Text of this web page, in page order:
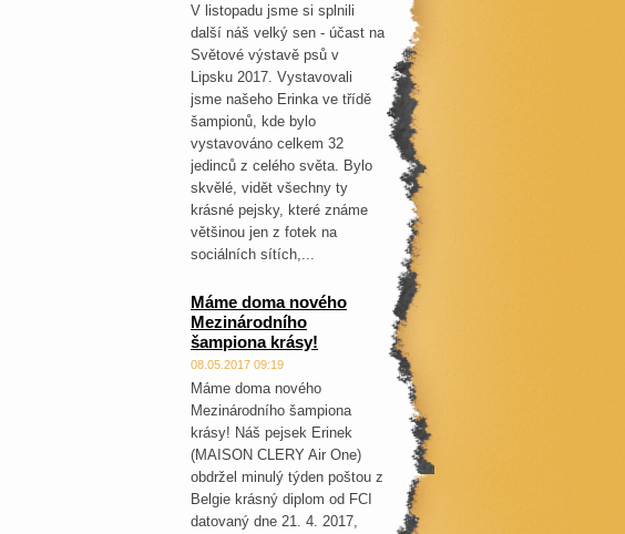
V listopadu jsme si splnili
další náš velký sen - účast na
Světové výstavě psů v
Lipsku 2017. Vystavovali
jsme našeho Erinka ve třídě
šampionů, kde bylo
vystavováno celkem 32
jedinců z celého světa. Bylo
skvělé, vidět všechny ty
krásné pejsky, které známe
většinou jen z fotek na
sociálních sítích,...
Máme doma nového
Mezinárodního
šampiona krásy!
08.05.2017 09:19
Máme doma nového
Mezinárodního šampiona
krásy! Náš pejsek Erinek
(MAISON CLERY Air One)
obdržel minulý týden poštou z
Belgie krásný diplom od FCI
datovaný dne 21. 4. 2017,